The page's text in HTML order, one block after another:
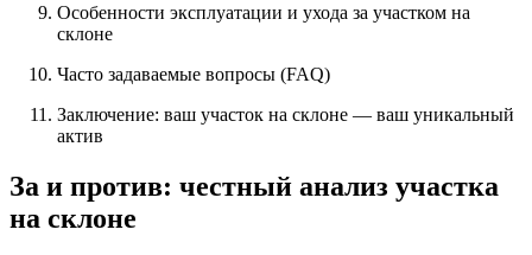
Особенности эксплуатации и ухода за участком на
склоне
Часто задаваемые вопросы (FAQ)
Заключение: ваш участок на склоне — ваш уникальный
актив
За и против: честный анализ участка
на склоне